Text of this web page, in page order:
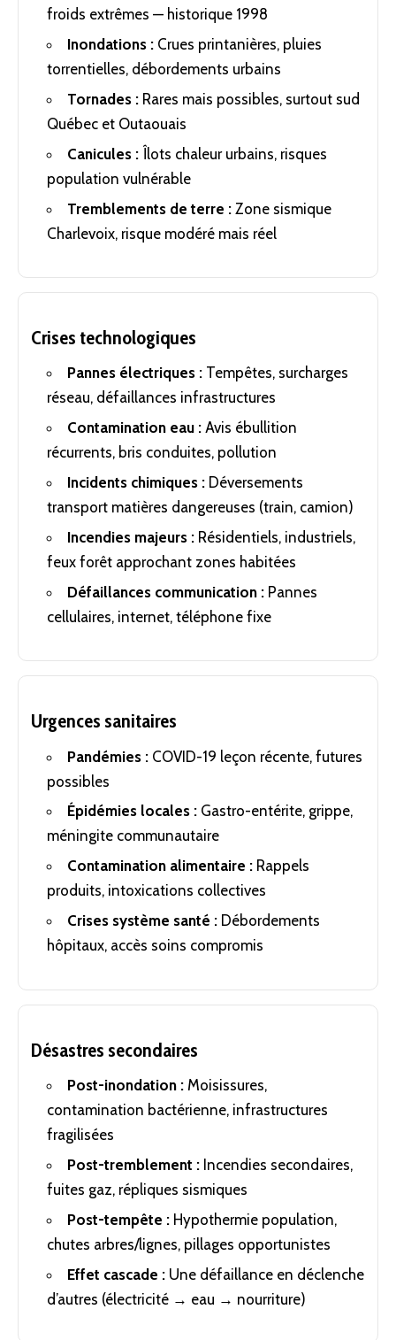
froids extrêmes — historique 1998
Inondations : Crues printanières, pluies
torrentielles, débordements urbains
Tornades : Rares mais possibles, surtout sud
Québec et Outaouais
Canicules : Îlots chaleur urbains, risques
population vulnérable
Tremblements de terre : Zone sismique
Charlevoix, risque modéré mais réel
Crises technologiques
Pannes électriques : Tempêtes, surcharges
réseau, défaillances infrastructures
Contamination eau : Avis ébullition
récurrents, bris conduites, pollution
Incidents chimiques : Déversements
transport matières dangereuses (train, camion)
Incendies majeurs : Résidentiels, industriels,
feux forêt approchant zones habitées
Défaillances communication : Pannes
cellulaires, internet, téléphone fixe
Urgences sanitaires
Pandémies : COVID-19 leçon récente, futures
possibles
Épidémies locales : Gastro-entérite, grippe,
méningite communautaire
Contamination alimentaire : Rappels
produits, intoxications collectives
Crises système santé : Débordements
hôpitaux, accès soins compromis
Désastres secondaires
Post-inondation : Moisissures,
contamination bactérienne, infrastructures
fragilisées
Post-tremblement : Incendies secondaires,
fuites gaz, répliques sismiques
Post-tempête : Hypothermie population,
chutes arbres/lignes, pillages opportunistes
Effet cascade : Une défaillance en déclenche
d’autres (électricité → eau → nourriture)